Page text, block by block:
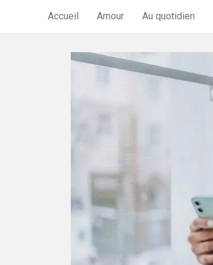
Accueil Amour Au quotidien